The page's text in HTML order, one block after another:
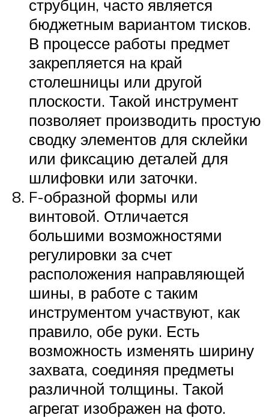
струбцин, часто является
бюджетным вариантом тисков.
В процессе работы предмет
закрепляется на край
столешницы или другой
плоскости. Такой инструмент
позволяет производить простую
сводку элементов для склейки
или фиксацию деталей для
шлифовки или заточки.
F-образной формы или
винтовой. Отличается
большими возможностями
регулировки за счет
расположения направляющей
шины, в работе с таким
инструментом участвуют, как
правило, обе руки. Есть
возможность изменять ширину
захвата, соединяя предметы
различной толщины. Такой
агрегат изображен на фото.